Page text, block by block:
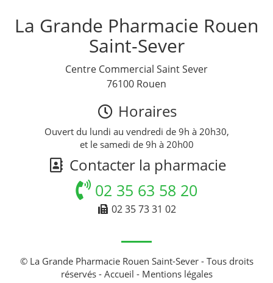
La Grande Pharmacie Rouen
Saint-Sever
Centre Commercial Saint Sever
76100 Rouen
Horaires
Ouvert du lundi au vendredi de 9h à 20h30,
et le samedi de 9h à 20h00
Contacter la pharmacie
02 35 63 58 20
02 35 73 31 02
© La Grande Pharmacie Rouen Saint-Sever - Tous droits
réservés - Accueil - Mentions légales